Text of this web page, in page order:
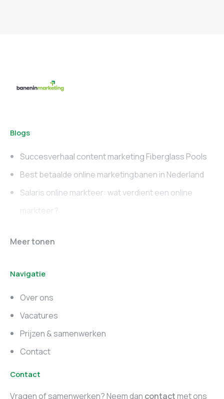
Blogs
Succesverhaal content marketing Fiberglass Pools
Best betaalde online marketingbanen in Nederland
Salaris online markteer: wat verdient een online
markteer?
Online marketing
Marketing vacatures
Zuid-Holland
Marketing vacatures
Utrecht
Meer tonen
Navigatie
Over ons
Vacatures
Prijzen & samenwerken
Contact
Contact
Vragen of samenwerken? Neem dan contactmet ons